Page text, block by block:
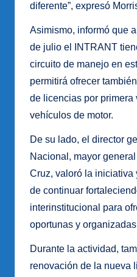
diferente”, expresó
Asimismo, informó que
de julio el INTRANT
circuito de manejo en
permitirá ofrecer
de licencias por primera
vehículos de motor.
De su lado, el director
Nacional, mayor
Cruz, valoró la iniciativa
de continuar
interinstitucional para
oportunas y
Durante la actividad,
renovación de la nueva